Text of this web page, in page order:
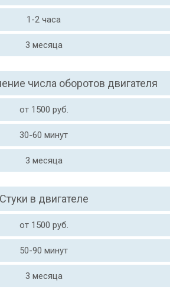
1-2 часа
3 месяца
числа оборотов двигателя
от 1500 руб.
30-60 минут
3 месяца
Стуки в двигателе
от 1500 руб.
50-90 минут
3 месяца